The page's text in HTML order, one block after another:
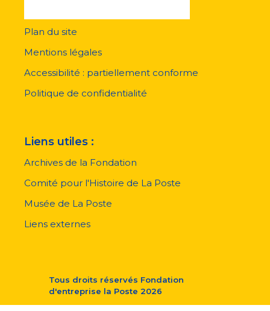
pied
page
Plan du site
Mentions légales
Accessibilité : partiellement conforme
Politique de confidentialité
Liens utiles :
Archives de la Fondation
Comité pour l'Histoire de La Poste
Musée de La Poste
Liens externes
Tous droits réservés Fondation
d'entreprise la Poste 2026